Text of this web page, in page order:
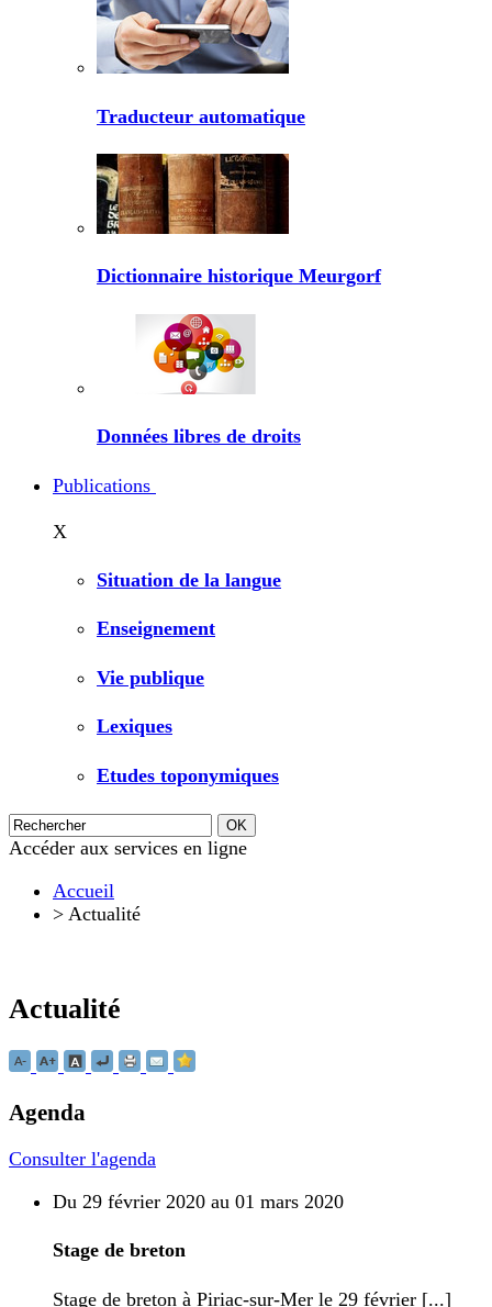
Traducteur automatique
Dictionnaire historique Meurgorf
Données libres de droits
Publications
X
Situation de la langue
Enseignement
Vie publique
Lexiques
Etudes toponymiques
Accéder aux services en ligne
Accueil
> Actualité
Actualité
Agenda
Consulter l'agenda
Du 29 février 2020 au 01 mars 2020
Stage de breton
Stage de breton à Piriac-sur-Mer le 29 février [...]